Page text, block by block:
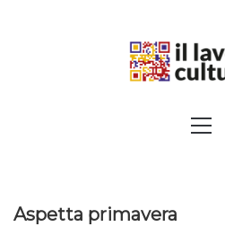
SAPERI,
Aspetta primavera